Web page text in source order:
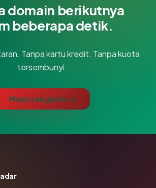
domain berikutnya
beberapa detik.
Tanpa kartu kredit. Tanpa kuota
tersembunyi.
Mulai cek gratis →